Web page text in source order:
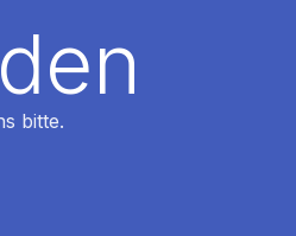
bitte.